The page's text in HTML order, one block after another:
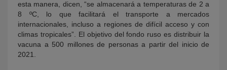
esta manera, dicen, “se almacenará a temperaturas de 2 a
8 ºC, lo que facilitará el transporte a mercados
internacionales, incluso a regiones de difícil acceso y con
climas tropicales”. El objetivo del fondo ruso es distribuir la
vacuna a 500 millones de personas a partir del inicio de
2021.